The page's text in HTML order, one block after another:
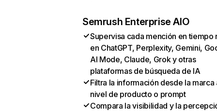
Semrush Enterprise AIO
Supervisa cada mención en tiempo
en ChatGPT, Perplexity, Gemini,
AI Mode, Claude, Grok y otras
plataformas de búsqueda de IA
Filtra la información desde la marca
nivel de producto o prompt
Compara la visibilidad y la